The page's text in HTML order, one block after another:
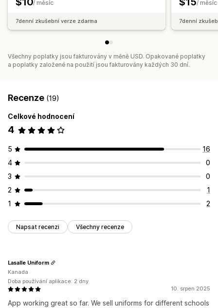
/ měsíc
7denní zkušební verze zdarma
/ měsíc
7denní
Všechny poplatky jsou fakturovány v měně USD. Opakované poplatky
a poplatky založené na použití jsou fakturovány každých 30 dní.
Recenze (19)
Celkové hodnocení
4
5
16
4
0
3
0
2
1
1
2
Napsat recenzi Všechny recenze
10. srpen 2025
App working great so far. We sell uniforms for different schools
Lasalle Uniform
Kanada
Doba používání aplikace: 2 dny